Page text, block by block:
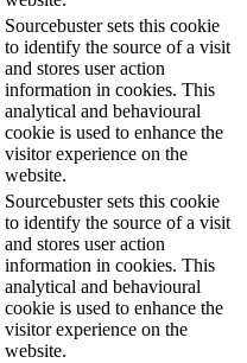
Sourcebuster sets this cookie
to identify the source of a visit
and stores user action
information in cookies. This
analytical and behavioural
cookie is used to enhance the
visitor experience on the
website.
Sourcebuster sets this cookie
to identify the source of a visit
and stores user action
information in cookies. This
analytical and behavioural
cookie is used to enhance the
visitor experience on the
website.